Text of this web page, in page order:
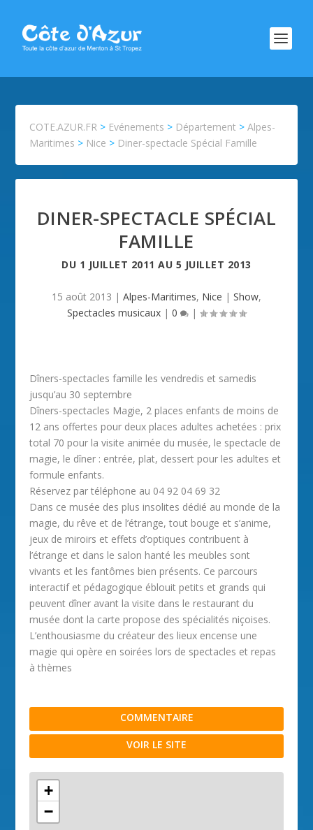
COTE.AZUR.FR > Evénements > Département >Alpes-
Maritimes > Nice > Diner-spectacle Spécial Famille
DINER-SPECTACLE SPÉCIAL
FAMILLE
DU 1 JUILLET 2011 AU 5 JUILLET 2013
15 août 2013 | Alpes-Maritimes, Nice | Show,
Spectacles musicaux | 0 |
Dîners-spectacles famille les vendredis et samedis
jusqu’au 30 septembre
Dîners-spectacles Magie, 2 places enfants de moins de
12 ans offertes pour deux places adultes achetées : prix
total 70 pour la visite animée du musée, le spectacle de
magie, le dîner : entrée, plat, dessert pour les adultes et
formule enfants.
Réservez par téléphone au 04 92 04 69 32
Dans ce musée des plus insolites dédié au monde de la
magie, du rêve et de l’étrange, tout bouge et s’anime,
jeux de miroirs et effets d’optiques contribuent à
l’étrange et dans le salon hanté les meubles sont
vivants et les fantômes bien présents. Ce parcours
interactif et pédagogique éblouit petits et grands qui
peuvent dîner avant la visite dans le restaurant du
musée dont la carte propose des spécialités niçoises.
L’enthousiasme du créateur des lieux encense une
magie qui opère en soirées lors de spectacles et repas
à thèmes
COMMENTAIRE
VOIR LE SITE
+
−